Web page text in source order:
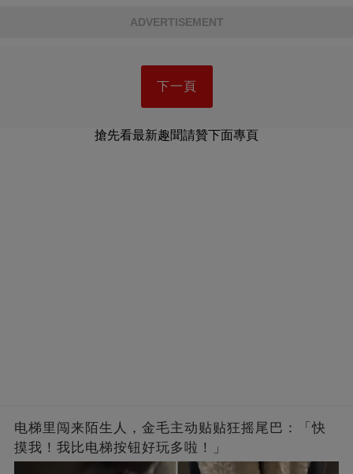
ADVERTISEMENT
下一頁
搶先看最新趣聞請贊下面專頁
电梯里闯来陌生人，金毛主动贴贴狂摇尾巴：「快
摸我！我比电梯按钮好玩多啦！」